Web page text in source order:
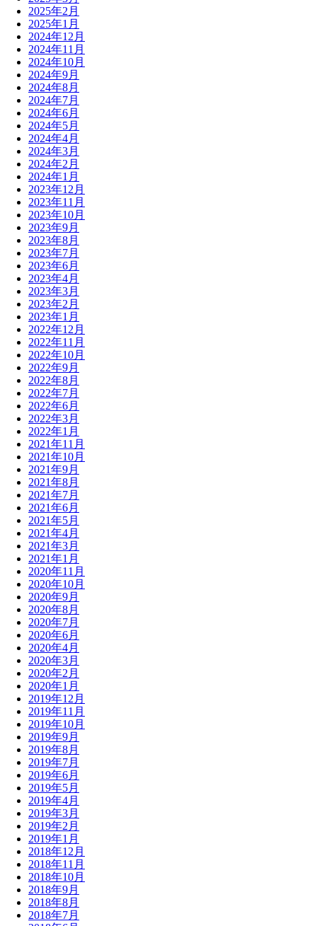
2025年2月
2025年1月
2024年12月
2024年11月
2024年10月
2024年9月
2024年8月
2024年7月
2024年6月
2024年5月
2024年4月
2024年3月
2024年2月
2024年1月
2023年12月
2023年11月
2023年10月
2023年9月
2023年8月
2023年7月
2023年6月
2023年4月
2023年3月
2023年2月
2023年1月
2022年12月
2022年11月
2022年10月
2022年9月
2022年8月
2022年7月
2022年6月
2022年3月
2022年1月
2021年11月
2021年10月
2021年9月
2021年8月
2021年7月
2021年6月
2021年5月
2021年4月
2021年3月
2021年1月
2020年11月
2020年10月
2020年9月
2020年8月
2020年7月
2020年6月
2020年4月
2020年3月
2020年2月
2020年1月
2019年12月
2019年11月
2019年10月
2019年9月
2019年8月
2019年7月
2019年6月
2019年5月
2019年4月
2019年3月
2019年2月
2019年1月
2018年12月
2018年11月
2018年10月
2018年9月
2018年8月
2018年7月